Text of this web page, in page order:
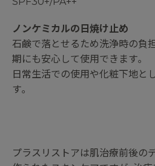
ノンケミカルの日焼け止め
石鹸で落とせるため洗浄時の負
期にも安心して使用できます｡
日常生活での使用や化粧下地と
す｡
プラスリストアは肌治療前後の